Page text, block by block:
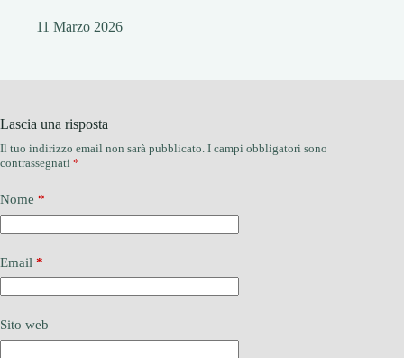
11 Marzo 2026
Lascia una risposta
Il tuo indirizzo email non sarà pubblicato. I campi obbligatori sono
contrassegnati *
Nome *
Email *
Sito web